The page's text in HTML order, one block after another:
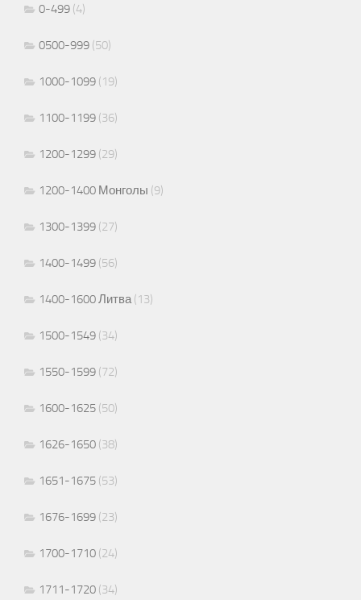
0-499 (4)
0500-999 (50)
1000-1099 (19)
1100-1199 (36)
1200-1299 (29)
1200-1400 Монголы (9)
1300-1399 (27)
1400-1499 (56)
1400-1600 Литва(13)
1500-1549 (34)
1550-1599 (72)
1600-1625 (50)
1626-1650 (38)
1651-1675 (53)
1676-1699 (23)
1700-1710 (24)
1711-1720 (34)